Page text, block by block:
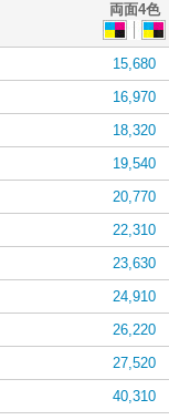
両面4色
15,680
16,970
18,320
19,540
20,770
22,310
23,630
24,910
26,220
27,520
40,310